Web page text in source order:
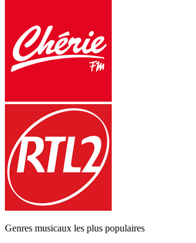
Genres musicaux les plus populaires